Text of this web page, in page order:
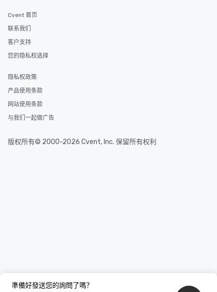
準備好發送您的詢問了嗎？
Cvent 首页
联系我们
客户支持
您的隐私权选择
隐私权政策
产品使用条款
网站使用条款
与我们一起做广告
版权所有© 2000-2026 Cvent, Inc. 保留所有权利